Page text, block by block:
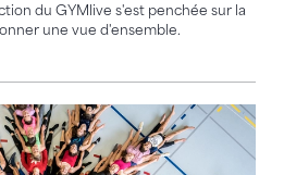
du GYMlive s'est penchée sur la
une vue d'ensemble.
s’étend et se renforce